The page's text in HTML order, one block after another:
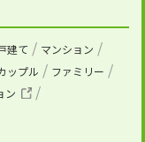
建て
マンション
ップル
ファミリー
ン